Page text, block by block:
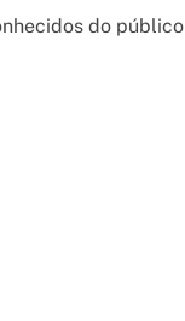
do público